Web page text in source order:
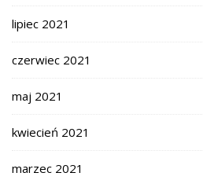
lipiec 2021
czerwiec 2021
maj 2021
kwiecień 2021
marzec 2021